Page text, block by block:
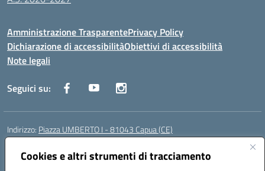
Cookies e altri strumenti di tracciamento
Amministrazione TrasparentePrivacy Policy
Dichiarazione di accessibilitàObiettivi di accessibilità
Note legali
Seguici su:
Indirizzo: Piazza UMBERTO I - 81043 Capua (CE)
Centralino:
Posta elettronica certificata (PEC):cepm03000d@pec.istruzione.it